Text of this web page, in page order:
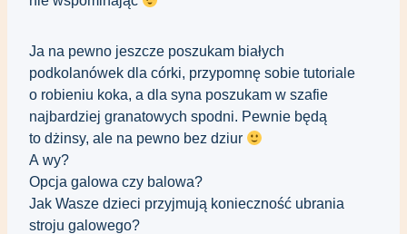
Ja na pewno jeszcze poszukam białych
podkolanówek dla córki, przypomnę sobie tutoriale
o robieniu koka, a dla syna poszukam w szafie
najbardziej granatowych spodni. Pewnie będą
to dżinsy, ale na pewno bez dziur
A wy?
Opcja galowa czy balowa?
Jak Wasze dzieci przyjmują konieczność ubrania
stroju galowego?